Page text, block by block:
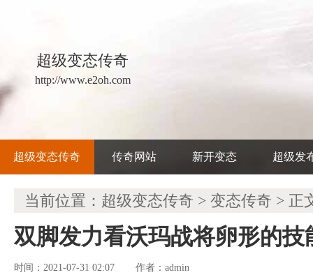
超级变态传奇
http://www.e2oh.com
超级变态传奇 传奇网站 新开变态 超级发
当前位置： 超级变态传奇 > 变态传奇 > 正
双脚发力看沃玛战将卵形的技
时间：2021-07-31 02:07 作者： admin